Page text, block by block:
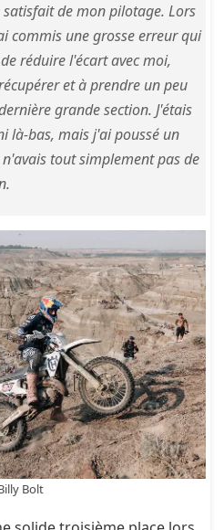
de mon pilotage. Lors
commis une grosse erreur qui
réduire l'écart avec moi,
et à prendre un peu
grande section. J'étais
là-bas, mais j'ai poussé un
tout simplement pas de
Bolt